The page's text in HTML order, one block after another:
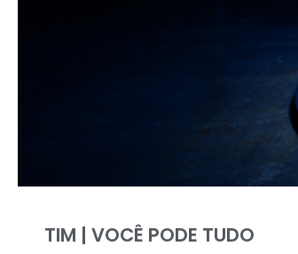
TIM | VOCÊ PODE TUDO